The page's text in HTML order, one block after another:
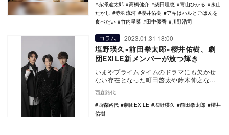
赤澤遼太郎
高橋健介 柴田理恵 青山ひかる
永山
たかし
赤羽流河 櫻井佑樹
アキはハルとごはんを
食べたい
竹内星菜 田中優香 川野浩司
コラム 2023.01.31 18:00
塩野瑛久×前田拳太郎×櫻井佑樹、劇
団EXILE新メンバーが放つ輝き
いまやプライムタイムのドラマにも欠かせ
ない存在となった町田啓太や鈴木伸之など
ていたが…
西森路代
西森路代
劇団EXILE 塩野瑛久 前田拳太郎
櫻井
佑樹